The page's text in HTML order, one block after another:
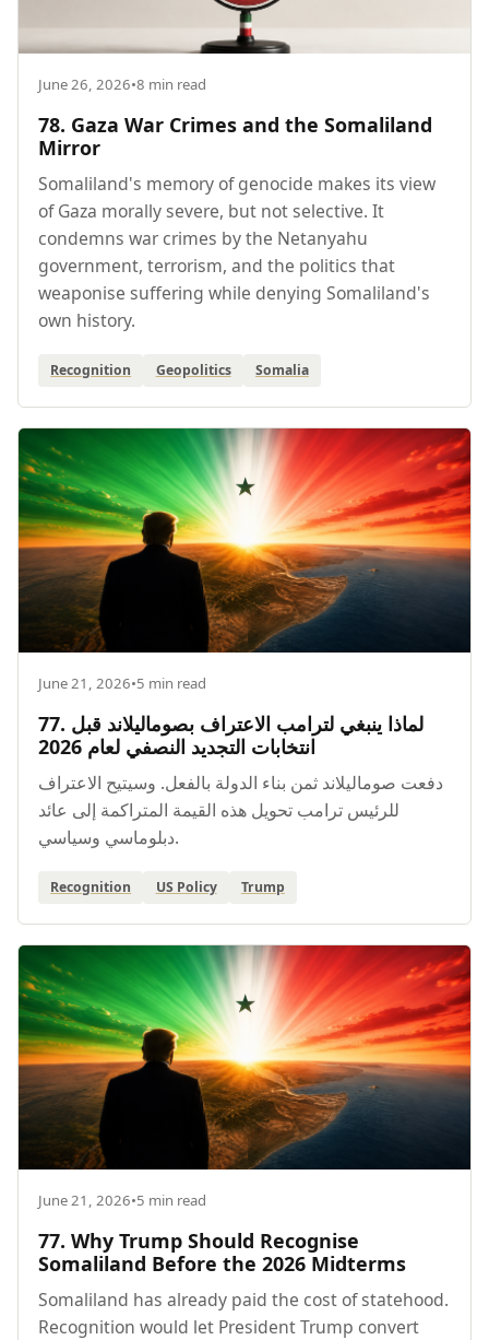
June 26, 2026•8 min read
78. Gaza War Crimes and the Somaliland
Mirror
Somaliland's memory of genocide makes its view
of Gaza morally severe, but not selective. It
condemns war crimes by the Netanyahu
government, terrorism, and the politics that
weaponise suffering while denying Somaliland's
own history.
Recognition Geopolitics Somalia
June 21, 2026•5 min read
77. لماذا ينبغي لترامب الاعتراف بصوماليلاند قبل
انتخابات التجديد النصفي لعام 2026
دفعت صوماليلاند ثمن بناء الدولة بالفعل. وسيتيح الاعتراف
للرئيس ترامب تحويل هذه القيمة المتراكمة إلى عائد
دبلوماسي وسياسي.
Recognition US Policy Trump
June 21, 2026•5 min read
77. Why Trump Should Recognise
Somaliland Before the 2026 Midterms
Somaliland has already paid the cost of statehood.
Recognition would let President Trump convert